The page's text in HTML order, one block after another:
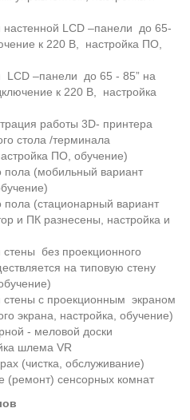
LCD –панели до 65-
к 220 В, настройка ПО,
LCD –панели до 65 - 85” на
к 220 В, настройка
работы 3D- принтера
стола /терминала
ПО, обучение)
пола (мобильный вариант
пола (стационарный вариант
и ПК разнесены, настройка и
без проекционного
на типовую стену
стены с проекционным экраном
экрана, настройка, обучение)
- меловой доски
шлема VR
(чистка, обслуживание)
(ремонт) сенсорных комнат